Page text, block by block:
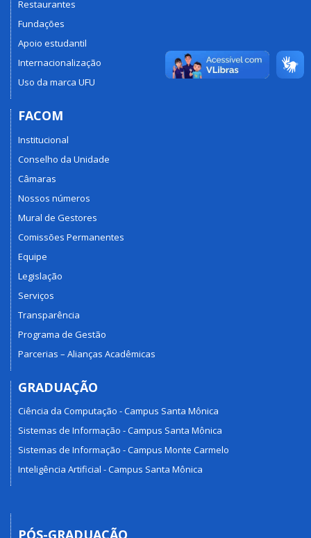
Restaurantes
Fundações
Apoio estudantil
Internacionalização
Uso da marca UFU
FACOM
Institucional
Conselho da Unidade
Câmaras
Nossos números
Mural de Gestores
Comissões Permanentes
Equipe
Legislação
Serviços
Transparência
Programa de Gestão
Parcerias – Alianças Acadêmicas
GRADUAÇÃO
Ciência da Computação - Campus Santa Mônica
Sistemas de Informação - Campus Santa Mônica
Sistemas de Informação - Campus Monte Carmelo
Inteligência Artificial - Campus Santa Mônica